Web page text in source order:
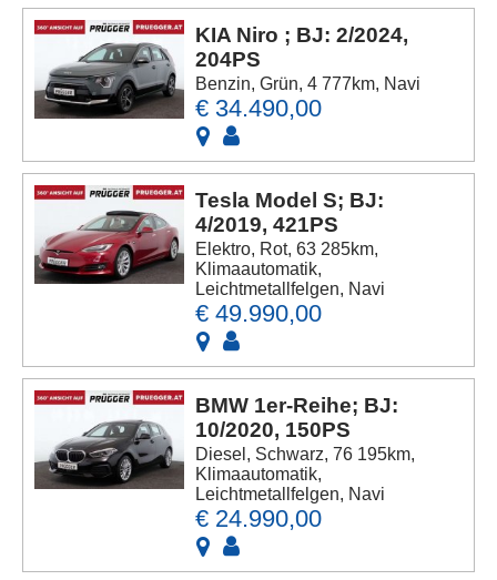
KIA Niro ; BJ: 2/2024,
204PS
Benzin, Grün, 4 777km, Navi
€ 34.490,00
Tesla Model S; BJ:
4/2019, 421PS
Elektro, Rot, 63 285km,
Klimaautomatik,
Leichtmetallfelgen, Navi
€ 49.990,00
BMW 1er-Reihe; BJ:
10/2020, 150PS
Diesel, Schwarz, 76 195km,
Klimaautomatik,
Leichtmetallfelgen, Navi
€ 24.990,00